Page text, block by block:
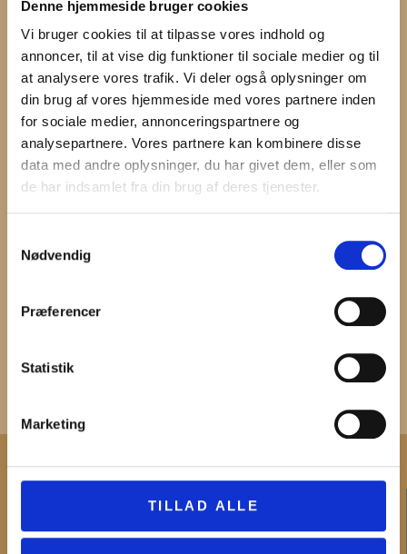
Denne hjemmeside bruger cookies
Vi bruger cookies til at tilpasse vores indhold og
annoncer, til at vise dig funktioner til sociale medier og til
at analysere vores trafik. Vi deler også oplysninger om
din brug af vores hjemmeside med vores partnere inden
for sociale medier, annonceringspartnere og
analysepartnere. Vores partnere kan kombinere disse
data med andre oplysninger, du har givet dem, eller som
de har indsamlet fra din brug af deres tjenester.
Nødvendig
Præferencer
Statistik
Marketing
TILLAD ALLE
KONTAKT
Administration og fakturering